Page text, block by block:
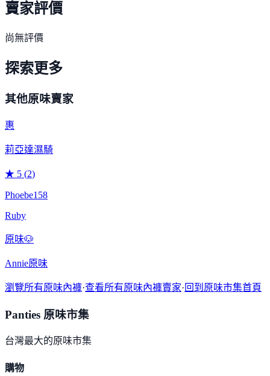
賣家評價
尚無評價
探索更多
其他原味賣家
惠
莉亞達濕騎
★ 5 (2)
Phoebe158
Ruby
原味🐶
Annie原味
瀏覽所有原味內褲·查看所有原味內褲賣家·回到原味市集首頁
Panties 原味市集
台灣最大的原味市集
購物